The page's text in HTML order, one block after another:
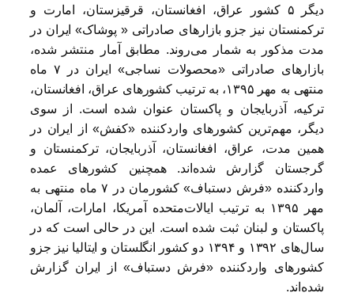
دیگر ۵ کشور عراق، افغانستان، قرقیزستان، امارت و
ترکمنستان نیز جزو بازارهای صادراتی « پوشاک» ایران در
مدت مذکور به شمار می‌روند. مطابق آمار منتشر شده،
بازارهای صادراتی «محصولات نساجی» ایران در ۷ ماه
منتهی به مهر ۱۳۹۵، به ترتیب کشورهای عراق، افغانستان،
ترکیه، آذربایجان و پاکستان عنوان شده است. از سوی
دیگر، مهم‌ترین کشورهای وارد‌کننده «کفش» از ایران در
همین مدت، عراق، افغانستان، آذربایجان، ترکمنستان و
گرجستان گزارش شده‌اند. همچنین کشورهای عمده
وارد‌کننده «فرش دستباف» کشورمان در ۷ ماه منتهی به
مهر ۱۳۹۵ به ترتیب ایالات‌متحده آمریکا، امارات، آلمان،
پاکستان و لبنان ثبت شده است. این در حالی است که در
سال‌های ۱۳۹۲ و ۱۳۹۴ دو کشور انگلستان و ایتالیا نیز جزو
کشورهای وارد‌کننده «فرش دستباف» از ایران گزارش
شده‌اند.